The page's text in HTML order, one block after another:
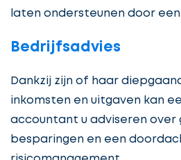
laten ondersteunen door
Bedrijfsadvies
Dankzij zijn of haar
inkomsten en uitgaven kan
accountant u adviseren over
besparingen en een